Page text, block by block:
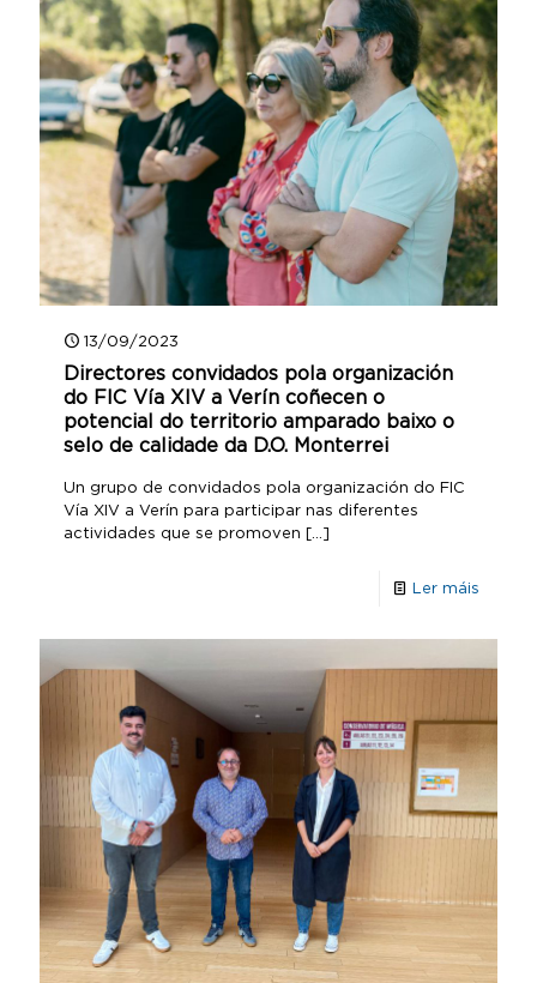
13/09/2023
Directores convidados pola organización
do FIC Vía XIV a Verín coñecen o
potencial do territorio amparado baixo o
selo de calidade da D.O. Monterrei
Un grupo de convidados pola organización do FIC
Vía XIV a Verín para participar nas diferentes
actividades que se promoven […]
Ler máis